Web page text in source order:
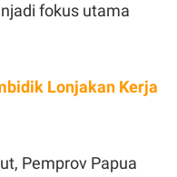
fokus utama
Lonjakan Kerja
Pemprov Papua